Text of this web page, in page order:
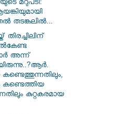
മറുപടി:
തടങ്കലിൽ...
തിരച്ചിലിന്
അന്ന്
കുറ്റകരമായ